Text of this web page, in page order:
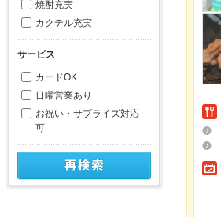
焼酎充実
カクテル充実
サービス
カードOK
日曜営業あり
お祝い・サプライズ対応
可